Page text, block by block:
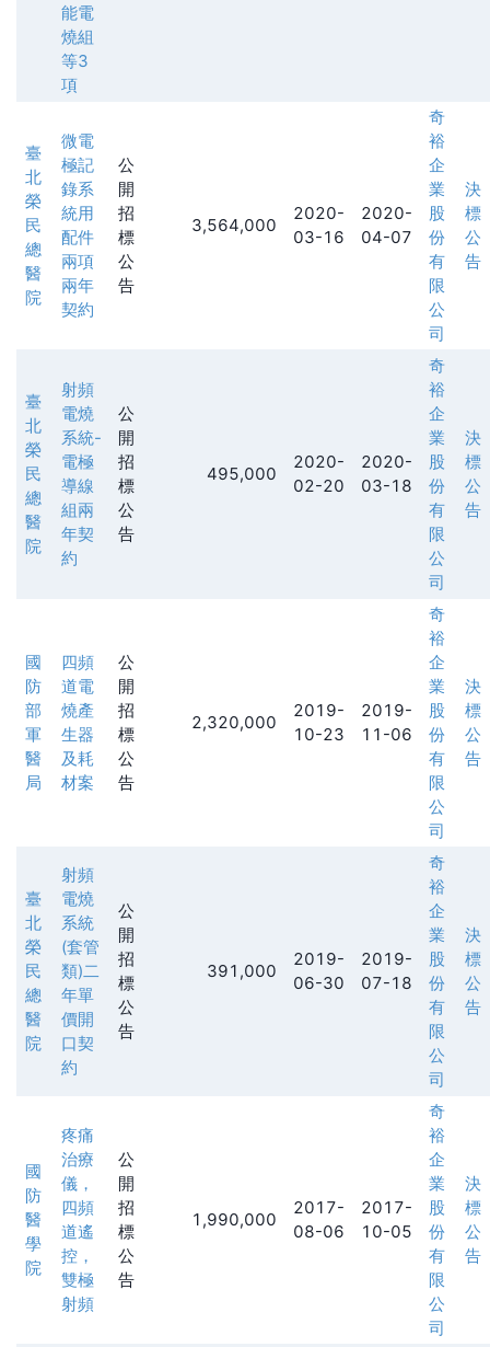
能電
燒組
等3
項
臺
北
榮
民
總
醫
院
微電
極記
錄系
統用
配件
兩項
兩年
契約
公
開
招
標
公
告
3,564,000
2020-
03-16
2020-
04-07
奇
裕
企
業
股
份
有
限
公
司
決
標
公
告
臺
北
榮
民
總
醫
院
射頻
電燒
系統-
電極
導線
組兩
年契
約
公
開
招
標
公
告
495,000
2020-
02-20
2020-
03-18
奇
裕
企
業
股
份
有
限
公
司
決
標
公
告
國
防
部
軍
醫
局
四頻
道電
燒產
生器
及耗
材案
公
開
招
標
公
告
2,320,000
2019-
10-23
2019-
11-06
奇
裕
企
業
股
份
有
限
公
司
決
標
公
告
臺
北
榮
民
總
醫
院
射頻
電燒
系統
(套管
類)二
年單
價開
口契
約
公
開
招
標
公
告
391,000
2019-
06-30
2019-
07-18
奇
裕
企
業
股
份
有
限
公
司
決
標
公
告
國
防
醫
學
院
疼痛
治療
儀，
四頻
道遙
控，
雙極
射頻
公
開
招
標
公
告
1,990,000
2017-
08-06
2017-
10-05
奇
裕
企
業
股
份
有
限
公
司
決
標
公
告